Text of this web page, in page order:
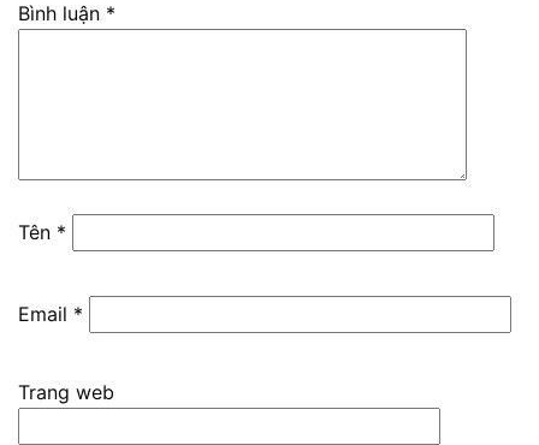
Bình luận *
Tên *
Email *
Trang web